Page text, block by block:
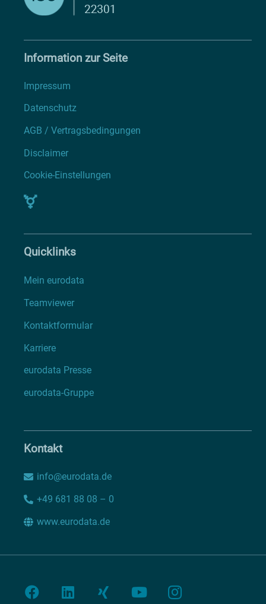
Information zur Seite
Impressum
Datenschutz
AGB / Vertragsbedingungen
Disclaimer
Cookie-Einstellungen
Quicklinks
Mein eurodata
Teamviewer
Kontaktformular
Karriere
eurodata Presse
eurodata-Gruppe
Kontakt
info@eurodata.de
+49 681 88 08 – 0
www.eurodata.de